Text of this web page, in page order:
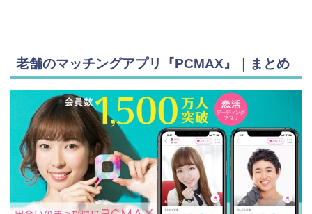
老舗のマッチングアプリ『PCMAX』｜まとめ